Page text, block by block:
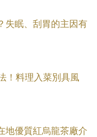
失眠、刮胃的主因有
！料理入菜別具風
地優質紅烏龍茶廠介